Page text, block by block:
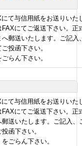
て与信用紙をお送りいた
にてご返送下さい。正
郵送いたします。ご記入
投函下さい。
ごらん下さい。
て与信用紙をお送りいた
にてご返送下さい。正
送いたします。ご記入、
函下さい。
をごらん下さい。